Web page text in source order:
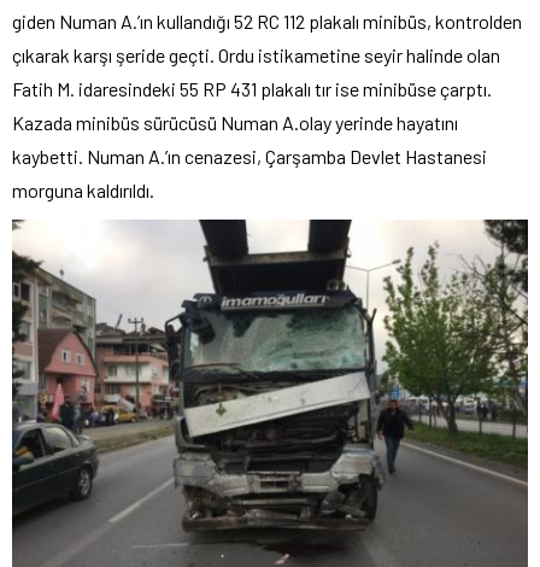
giden Numan A.’ın kullandığı 52 RC 112 plakalı minibüs, kontrolden
çıkarak karşı şeride geçti. Ordu istikametine seyir halinde olan
Fatih M. idaresindeki 55 RP 431 plakalı tır ise minibüse çarptı.
Kazada minibüs sürücüsü Numan A.olay yerinde hayatını
kaybetti. Numan A.’ın cenazesi, Çarşamba Devlet Hastanesi
morguna kaldırıldı.